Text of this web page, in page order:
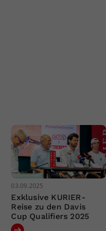
03.09.2025
Exklusive KURIER-
Reise zu den Davis
Cup Qualifiers 2025